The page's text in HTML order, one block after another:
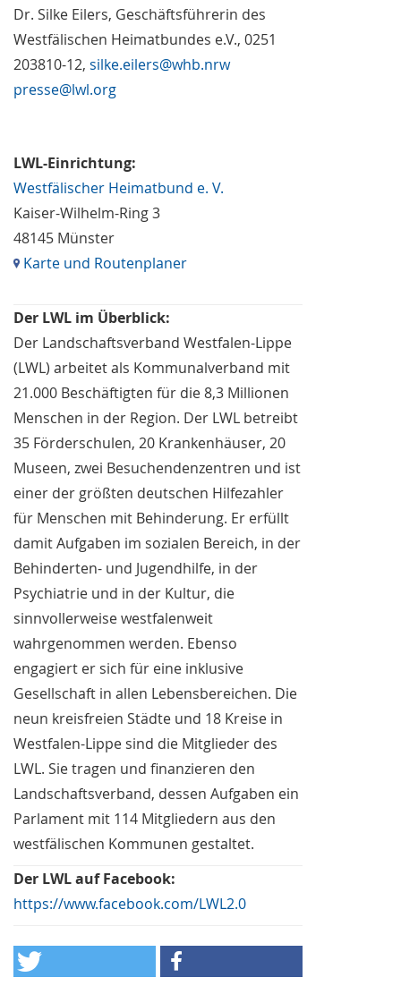
Dr. Silke Eilers, Geschäftsführerin des
Westfälischen Heimatbundes e.V., 0251
203810-12, silke.eilers@whb.nrw
presse@lwl.org
LWL-Einrichtung:
Westfälischer Heimatbund e. V.
Kaiser-Wilhelm-Ring 3
48145 Münster
Karte und Routenplaner
Der LWL im Überblick:
Der Landschaftsverband Westfalen-Lippe
(LWL) arbeitet als Kommunalverband mit
21.000 Beschäftigten für die 8,3 Millionen
Menschen in der Region. Der LWL betreibt
35 Förderschulen, 20 Krankenhäuser, 20
Museen, zwei Besuchendenzentren und ist
einer der größten deutschen Hilfezahler
für Menschen mit Behinderung. Er erfüllt
damit Aufgaben im sozialen Bereich, in der
Behinderten- und Jugendhilfe, in der
Psychiatrie und in der Kultur, die
sinnvollerweise westfalenweit
wahrgenommen werden. Ebenso
engagiert er sich für eine inklusive
Gesellschaft in allen Lebensbereichen. Die
neun kreisfreien Städte und 18 Kreise in
Westfalen-Lippe sind die Mitglieder des
LWL. Sie tragen und finanzieren den
Landschaftsverband, dessen Aufgaben ein
Parlament mit 114 Mitgliedern aus den
westfälischen Kommunen gestaltet.
Der LWL auf Facebook:
https://www.facebook.com/LWL2.0